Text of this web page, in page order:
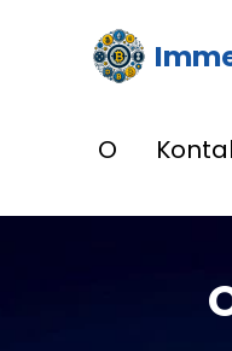
O